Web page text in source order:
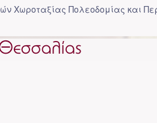
Χωροταξίας Πολεοδομίας και